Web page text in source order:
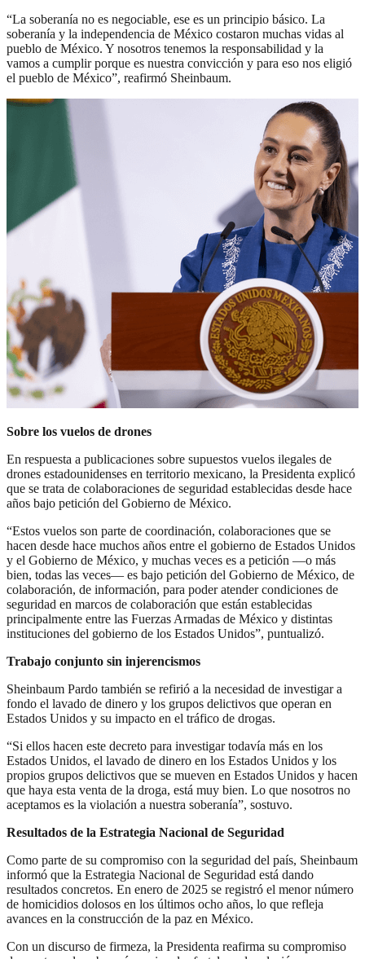
“La soberanía no es negociable, ese es un principio básico. La
soberanía y la independencia de México costaron muchas vidas al
pueblo de México. Y nosotros tenemos la responsabilidad y la
vamos a cumplir porque es nuestra convicción y para eso nos eligió
el pueblo de México”, reafirmó Sheinbaum.
Sobre los vuelos de drones
En respuesta a publicaciones sobre supuestos vuelos ilegales de
drones estadounidenses en territorio mexicano, la Presidenta explicó
que se trata de colaboraciones de seguridad establecidas desde hace
años bajo petición del Gobierno de México.
“Estos vuelos son parte de coordinación, colaboraciones que se
hacen desde hace muchos años entre el gobierno de Estados Unidos
y el Gobierno de México, y muchas veces es a petición —o más
bien, todas las veces— es bajo petición del Gobierno de México, de
colaboración, de información, para poder atender condiciones de
seguridad en marcos de colaboración que están establecidas
principalmente entre las Fuerzas Armadas de México y distintas
instituciones del gobierno de los Estados Unidos”, puntualizó.
Trabajo conjunto sin injerencismos
Sheinbaum Pardo también se refirió a la necesidad de investigar a
fondo el lavado de dinero y los grupos delictivos que operan en
Estados Unidos y su impacto en el tráfico de drogas.
“Si ellos hacen este decreto para investigar todavía más en los
Estados Unidos, el lavado de dinero en los Estados Unidos y los
propios grupos delictivos que se mueven en Estados Unidos y hacen
que haya esta venta de la droga, está muy bien. Lo que nosotros no
aceptamos es la violación a nuestra soberanía”, sostuvo.
Resultados de la Estrategia Nacional de Seguridad
Como parte de su compromiso con la seguridad del país, Sheinbaum
informó que la Estrategia Nacional de Seguridad está dando
resultados concretos. En enero de 2025 se registró el menor número
de homicidios dolosos en los últimos ocho años, lo que refleja
avances en la construcción de la paz en México.
Con un discurso de firmeza, la Presidenta reafirma su compromiso